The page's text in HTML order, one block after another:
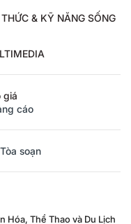
& KỸ NĂNG SỐNG
giá
cáo
Tòa soạn
Hóa, Thể Thao và Du Lịch